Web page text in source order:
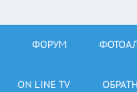
ФОРУМ
ON LINE TV